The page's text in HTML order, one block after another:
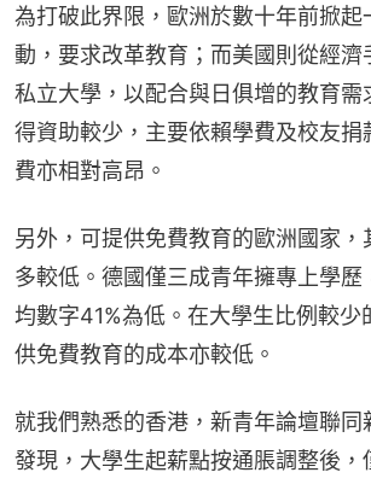
為打破此界限，歐洲於數十年前掀起
動，要求改革教育；而美國則從經濟
私立大學，以配合與日俱增的教育需
得資助較少，主要依賴學費及校友捐
費亦相對高昂。
另外，可提供免費教育的歐洲國家，
多較低。德國僅三成青年擁專上學歷
均數字41%為低。在大學生比例較少
供免費教育的成本亦較低。
就我們熟悉的香港，新青年論壇聯同
發現，大學生起薪點按通脹調整後，